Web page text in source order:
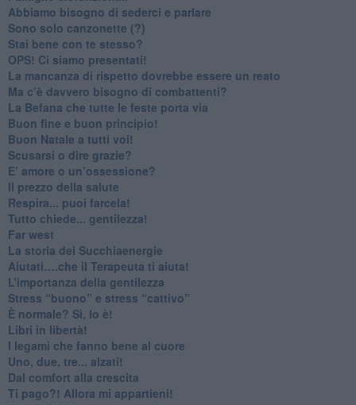
​Abbiamo bisogno di sederci e parlare
Sono solo canzonette (?)
​Stai bene con te stesso?
​OPS! Ci siamo presentati!
​La mancanza di rispetto dovrebbe essere un reato
​Ma c’è davvero bisogno di combattenti?
​La Befana che tutte le feste porta via
Buon fine e buon principio!
​Buon Natale a tutti voi!
​Scusarsi o dire grazie?
​E’ amore o un’ossessione?
​Il prezzo della salute
​Respira... puoi farcela!
​Tutto chiede... gentilezza!
​Far west
​La storia dei Succhiaenergie
​Aiutati….che il Terapeuta ti aiuta!
​L’importanza della gentilezza
​Stress “buono” e stress “cattivo”
​È normale? Sì, lo è!
​Libri in libertà!
​I legami che fanno bene al cuore
Uno, due, tre... alzati!​
​Dal comfort alla crescita
​Ti pago?! Allora mi appartieni!​